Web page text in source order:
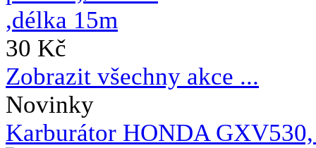
30 Kč
Zobrazit všechny akce ...
Novinky
Karburátor HONDA